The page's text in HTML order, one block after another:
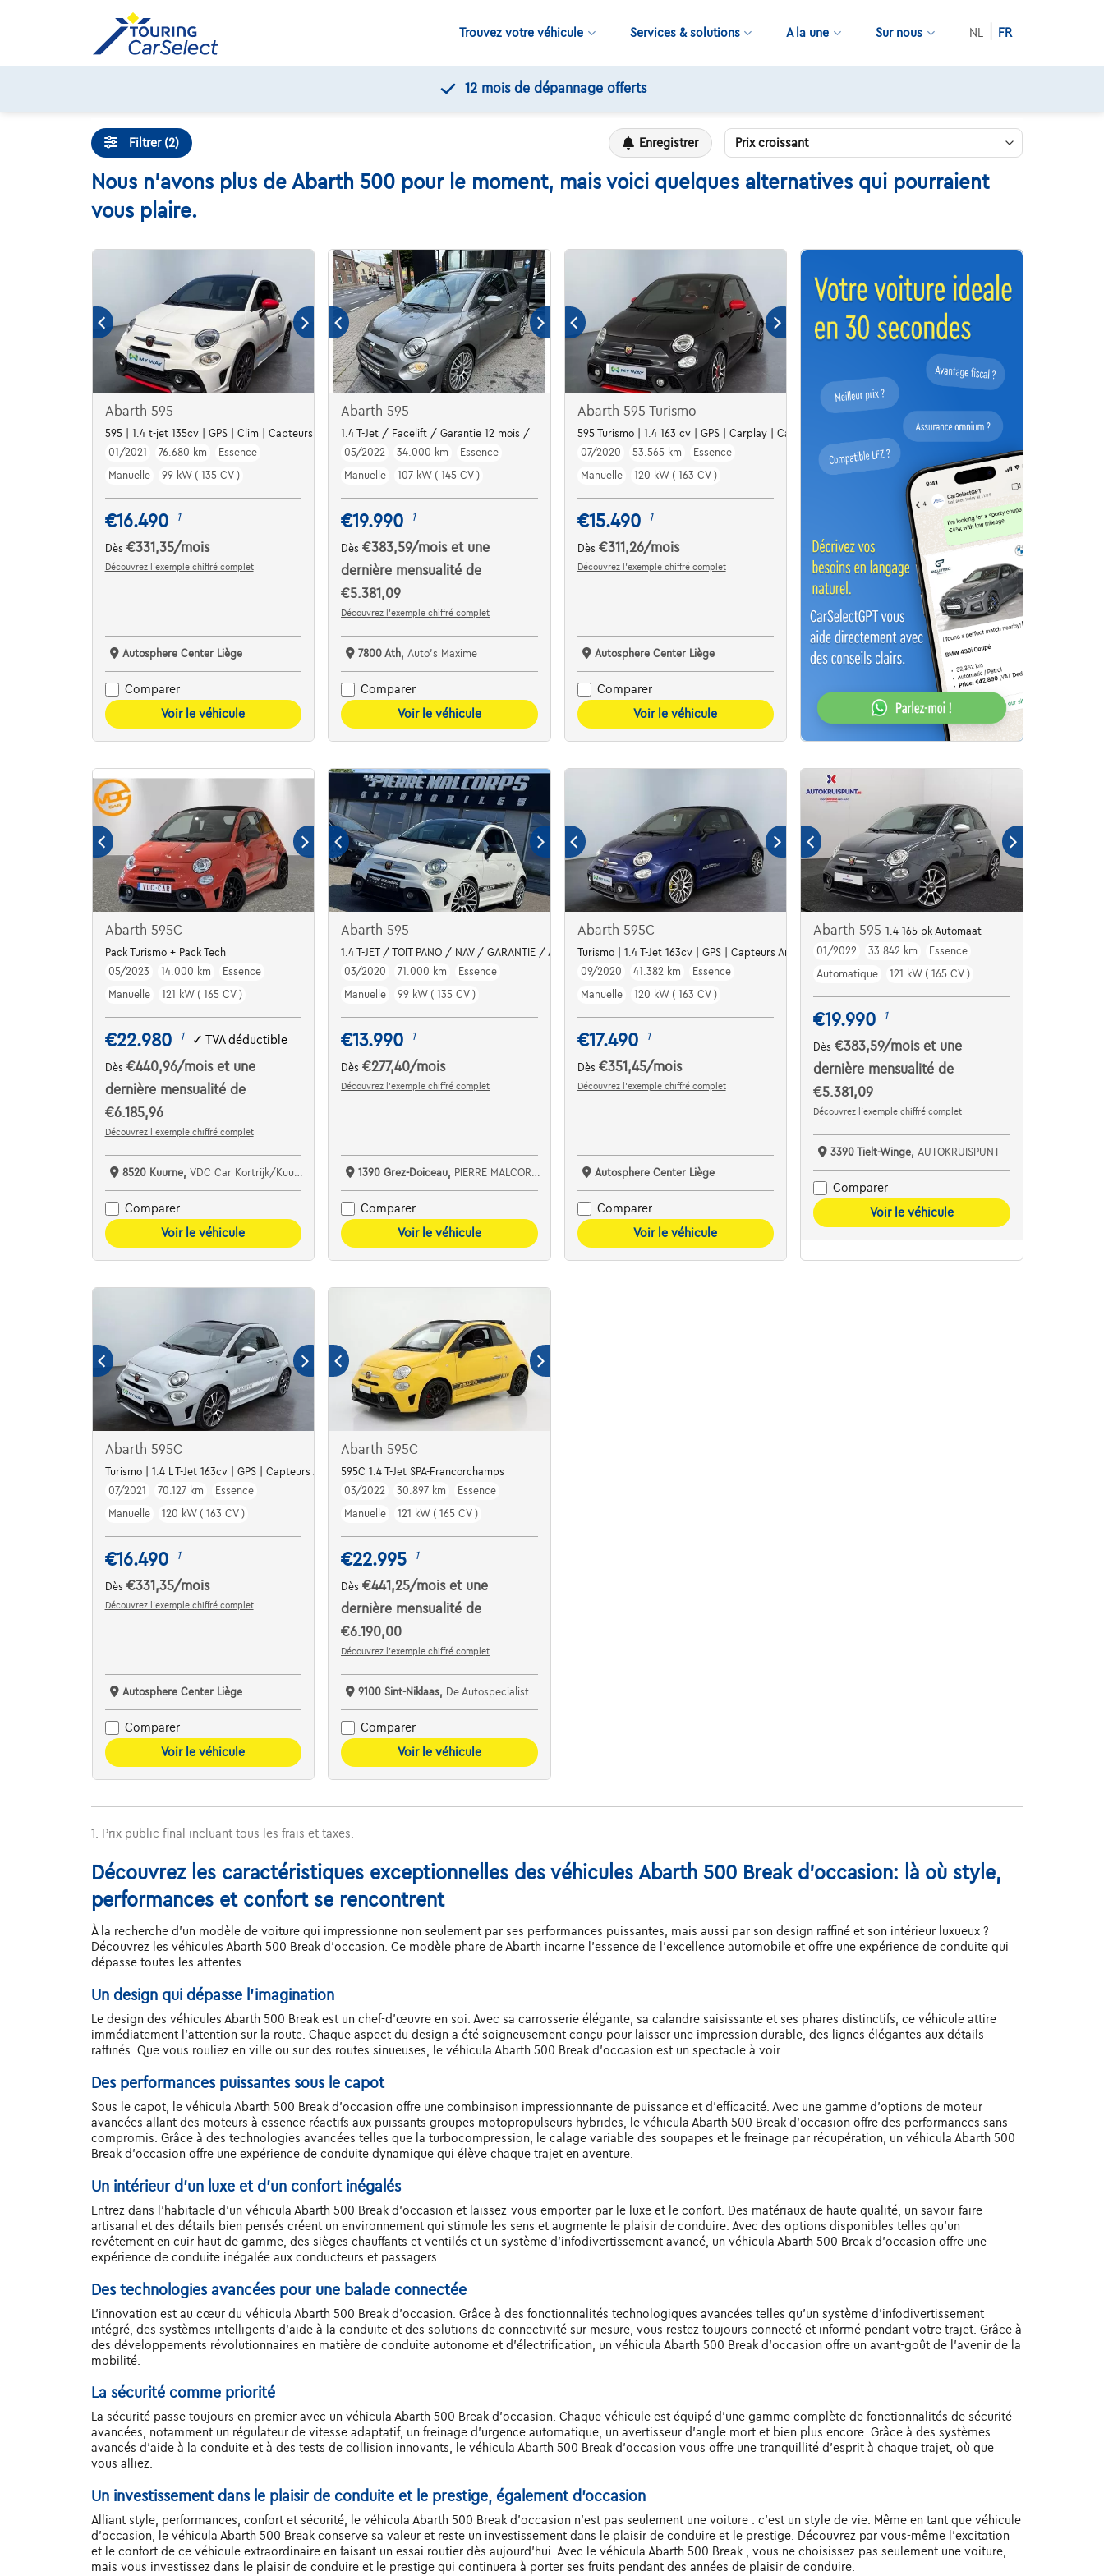
Trouvez votre véhicule Services & solutions A la une Sur nous NL FR
12 mois de dépannage offerts
Filtrer (2) Enregistrer
Nous n'avons plus de Abarth 500 pour le moment, mais voici quelques alternatives qui pourraient
vous plaire.
Abarth 595
595 | 1.4 t-jet 135cv | GPS | Clim | Capteurs Ar | Toit Pano
01/2021
76.680 km
Essence
Manuelle
99 kW ( 135 CV )
€16.490 1
Dès €331,35/mois
Découvrez l’exemple chiffré complet
Autosphere Center Liège
Comparer
Voir le véhicule
Abarth 595
1.4 T-Jet / Facelift / Garantie 12 mois /
05/2022
34.000 km
Essence
Manuelle
107 kW ( 145 CV )
€19.990 1
Dès€383,59/moiset une
dernière mensualité de
€5.381,09
Découvrez l’exemple chiffré complet
7800 Ath, Auto's Maxime
Comparer
Voir le véhicule
Abarth 595 Turismo
595 Turismo | 1.4 163 cv | GPS | Carplay | Capteurs Ar | Clim auto
07/2020
53.565 km
Essence
Manuelle
120 kW ( 163 CV )
€15.490 1
Dès €311,26/mois
Découvrez l’exemple chiffré complet
Autosphere Center Liège
Comparer
Voir le véhicule
Abarth 595C
Pack Turismo + Pack Tech
05/2023
14.000 km
Essence
Manuelle
121 kW ( 165 CV )
€22.980 1 ✓ TVA déductible
Dès €440,96/mois et une
dernière mensualité de
€6.185,96
Découvrez l’exemple chiffré complet
8520 Kuurne, VDC Car Kortrijk/Kuurne
Comparer
Voir le véhicule
Abarth 595
1.4 T-JET / TOIT PANO / NAV / GARANTIE / AIRCO / BLUETOOTH
03/2020
71.000 km
Essence
Manuelle
99 kW ( 135 CV )
€13.990 1
Dès€277,40/mois
Découvrez l’exemple chiffré complet
1390 Grez-Doiceau, PIERRE MALCORPS AUTOMOBILES SRL
Comparer
Voir le véhicule
Abarth 595C
Turismo | 1.4 T-Jet 163cv | GPS | Capteurs Ar | Clim auto
09/2020
41.382 km
Essence
Manuelle
120 kW ( 163 CV )
€17.490 1
Dès €351,45/mois
Découvrez l’exemple chiffré complet
Autosphere Center Liège
Comparer
Voir le véhicule
Abarth 5951.4 165 pk Automaat
01/2022
33.842 km
Essence
Automatique
121 kW ( 165 CV )
€19.990 1
Dès€383,59/moiset une
dernière mensualité de
€5.381,09
Découvrez l’exemple chiffré complet
3390 Tielt-Winge, AUTOKRUISPUNT
Comparer
Voir le véhicule
Abarth 595C
Turismo | 1.4 L T-Jet 163cv | GPS | Capteurs Ar | Clim auto | Cuir
07/2021
70.127 km
Essence
Manuelle
120 kW ( 163 CV )
€16.490 1
Dès €331,35/mois
Découvrez l’exemple chiffré complet
Autosphere Center Liège
Comparer
Voir le véhicule
Abarth 595C
595C 1.4 T-Jet SPA-Francorchamps
03/2022
30.897 km
Essence
Manuelle
121 kW ( 165 CV )
€22.995 1
Dès€441,25/moiset une
dernière mensualité de
€6.190,00
Découvrez l’exemple chiffré complet
9100 Sint-Niklaas, De Autospecialist
Comparer
Voir le véhicule
1. Prix public final incluant tous les frais et taxes.
Découvrez les caractéristiques exceptionnelles des véhicules Abarth 500 Break d'occasion: là où style,
performances et confort se rencontrent
À la recherche d'un modèle de voiture qui impressionne non seulement par ses performances puissantes, mais aussi par son design raffiné et son intérieur luxueux ?
Découvrez les véhicules Abarth 500 Break d'occasion. Ce modèle phare de Abarth incarne l'essence de l'excellence automobile et offre une expérience de conduite qui
dépasse toutes les attentes.
Un design qui dépasse l'imagination
Le design des véhicules Abarth 500 Break est un chef-d'œuvre en soi. Avec sa carrosserie élégante, sa calandre saisissante et ses phares distinctifs, ce véhicule attire
immédiatement l'attention sur la route. Chaque aspect du design a été soigneusement conçu pour laisser une impression durable, des lignes élégantes aux détails
raffinés. Que vous rouliez en ville ou sur des routes sinueuses, le véhicula Abarth 500 Break d'occasion est un spectacle à voir.
Des performances puissantes sous le capot
Sous le capot, le véhicula Abarth 500 Break d'occasion offre une combinaison impressionnante de puissance et d'efficacité. Avec une gamme d'options de moteur
avancées allant des moteurs à essence réactifs aux puissants groupes motopropulseurs hybrides, le véhicula Abarth 500 Break d'occasion offre des performances sans
compromis. Grâce à des technologies avancées telles que la turbocompression, le calage variable des soupapes et le freinage par récupération, un véhicula Abarth 500
Break d'occasion offre une expérience de conduite dynamique qui élève chaque trajet en aventure.
Un intérieur d’un luxe et d’un confort inégalés
Entrez dans l'habitacle d'un véhicula Abarth 500 Break d'occasion et laissez-vous emporter par le luxe et le confort. Des matériaux de haute qualité, un savoir-faire
artisanal et des détails bien pensés créent un environnement qui stimule les sens et augmente le plaisir de conduire. Avec des options disponibles telles qu'un
revêtement en cuir haut de gamme, des sièges chauffants et ventilés et un système d'infodivertissement avancé, un véhicula Abarth 500 Break d'occasion offre une
expérience de conduite inégalée aux conducteurs et passagers.
Des technologies avancées pour une balade connectée
L'innovation est au cœur du véhicula Abarth 500 Break d'occasion. Grâce à des fonctionnalités technologiques avancées telles qu'un système d'infodivertissement
intégré, des systèmes intelligents d'aide à la conduite et des solutions de connectivité sur mesure, vous restez toujours connecté et informé pendant votre trajet. Grâce à
des développements révolutionnaires en matière de conduite autonome et d'électrification, un véhicula Abarth 500 Break d'occasion offre un avant-goût de l'avenir de la
mobilité.
La sécurité comme priorité
La sécurité passe toujours en premier avec un véhicula Abarth 500 Break d'occasion. Chaque véhicule est équipé d'une gamme complète de fonctionnalités de sécurité
avancées, notamment un régulateur de vitesse adaptatif, un freinage d'urgence automatique, un avertisseur d'angle mort et bien plus encore. Grâce à des systèmes
avancés d'aide à la conduite et à des tests de collision innovants, le véhicula Abarth 500 Break d'occasion vous offre une tranquillité d'esprit à chaque trajet, où que
vous alliez.
Un investissement dans le plaisir de conduite et le prestige, également d'occasion
Alliant style, performances, confort et sécurité, le véhicula Abarth 500 Break d'occasion n'est pas seulement une voiture : c'est un style de vie. Même en tant que véhicule
d'occasion, le véhicula Abarth 500 Break conserve sa valeur et reste un investissement dans le plaisir de conduire et le prestige. Découvrez par vous-même l'excitation
et le confort de ce véhicule extraordinaire en faisant un essai routier dès aujourd'hui. Avec le véhicula Abarth 500 Break , vous ne choisissez pas seulement une voiture,
mais vous investissez dans le plaisir de conduire et le prestige qui continuera à porter ses fruits pendant des années de plaisir de conduire.